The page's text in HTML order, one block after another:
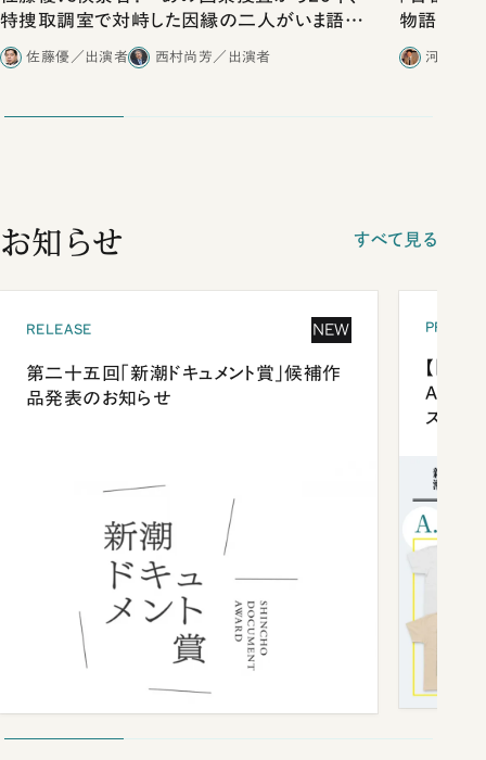
特捜取調室で対峙した因縁の二人がいま語り
合ったこと
佐藤優／出演者 西村尚芳／出演者
物語」に
河野有
お知らせ すべて見る
RELEASE NEW
第二十五回「新潮ドキュメント賞」候補作
品発表のお知らせ
【「新
ズプレ